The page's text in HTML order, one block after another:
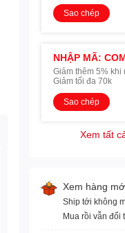
Sao chép
NHẬP MÃ:
Giảm thêm 5% khi
Giảm tối đa 70k
Sao chép
Xem tất
Xem hàng
Ship tới không
Mua rồi vẫn đổi